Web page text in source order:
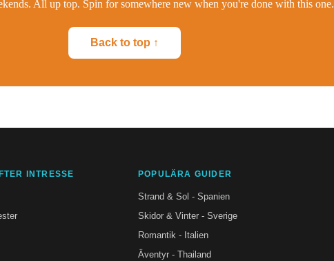
All up top. Spin for somewhere new when you're done with this one.
Back to top ↑
INTRESSE POPULÄRA GUIDER
Strand & Sol - Spanien
Skidor & Vinter - Sverige
Romantik - Italien
Äventyr - Thailand